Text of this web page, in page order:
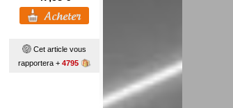
Cet article vous
rapportera + 4795